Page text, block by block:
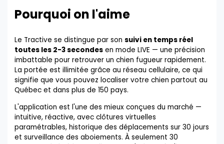
Pourquoi on l'aime
Le Tractive se distingue par sonsuivi en temps réel
toutes les 2-3 secondes en mode LIVE — une précision
imbattable pour retrouver un chien fugueur rapidement.
La portée est illimitée grâce au réseau cellulaire, ce qui
signifie que vous pouvez localiser votre chien partout au
Québec et dans plus de 150 pays.
L'application est l'une des mieux conçues du marché —
intuitive, réactive, avec clôtures virtuelles
paramétrables, historique des déplacements sur 30 jours
et surveillance des aboiements. À seulement 30